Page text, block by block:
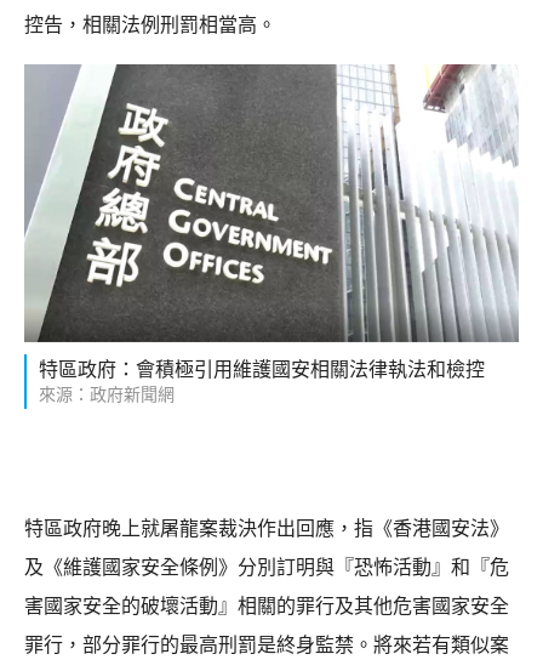
控告，相關法例刑罰相當高。
特區政府：會積極引用維護國安相關法律執法和檢控
來源：政府新聞網
特區政府晚上就屠龍案裁決作出回應，指《香港國安法》
及《維護國家安全條例》分別訂明與『恐怖活動』和『危
害國家安全的破壞活動』相關的罪行及其他危害國家安全
罪行，部分罪行的最高刑罰是終身監禁。將來若有類似案